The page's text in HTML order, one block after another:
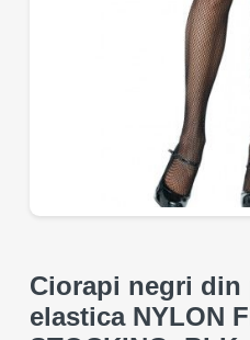
Ciorapi negri din
elastica NYLON